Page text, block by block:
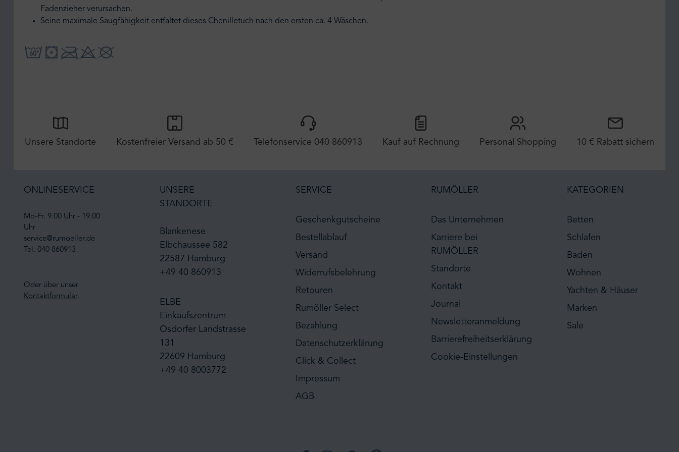
Fadenzieher verursachen.
Seine maximale Saugfähigkeit entfaltet dieses Chenilletuch nach den ersten ca. 4 Wäschen.
Unsere Standorte Kostenfreier Versand ab 50 € Telefonservice 040 860913 Kauf auf Rechnung Personal Shopping 10 € Rabatt sichern
ONLINESERVICE
Mo-Fr. 9.00 Uhr - 19.00
Uhr
service@rumoeller.de
Tel. 040 860913
Oder über unser
Kontaktformular.
UNSERE
STANDORTE
Blankenese
Elbchaussee 582
22587 Hamburg
+49 40 860913
ELBE
Einkaufszentrum
Osdorfer Landstrasse
131
22609 Hamburg
+49 40 8003772
SERVICE
Geschenkgutscheine
Bestellablauf
Versand
Widerrufsbelehrung
Retouren
Rumöller Select
Bezahlung
Datenschutzerklärung
Click & Collect
Impressum
AGB
RUMÖLLER
Das Unternehmen
Karriere bei
RUMÖLLER
Standorte
Kontakt
Journal
Newsletteranmeldung
Barrierefreiheitserklärung
Cookie-Einstellungen
KATEGORIEN
Betten
Schlafen
Baden
Wohnen
Yachten & Häuser
Marken
Sale